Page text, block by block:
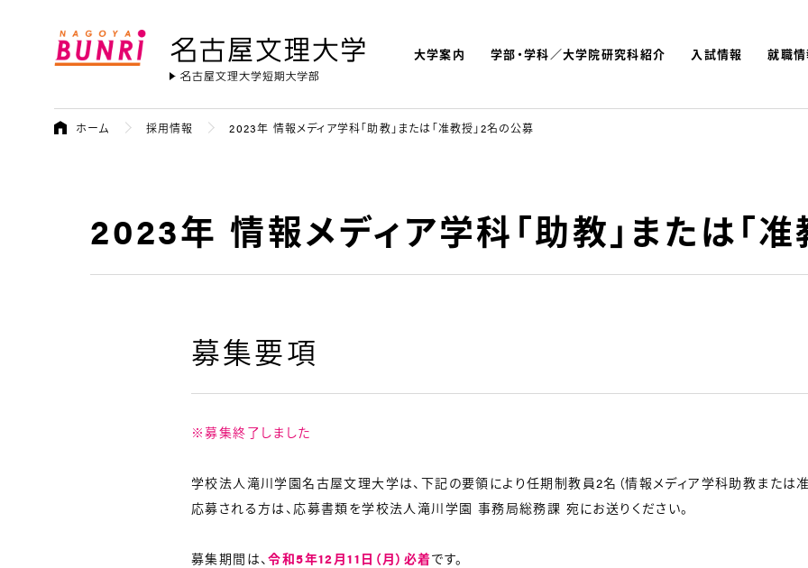
名古屋文理大学
大学案内 学部・学科／大学院研究科紹介 入試情報 就職
よく検索されているキーワ
ホーム 採用情報 2023年 情報メディア学科「助教」または「准教授」2名の公募
2023年 情報メディア学科「助教」または「
募集要項
※募集終了しました
学校法人滝川学園名古屋文理大学は、下記の要領により任期制教員2名（情報メディア学科助教または准
応募される方は、応募書類を学校法人滝川学園 事務局総務課 宛にお送りください。
募集期間は、令和5年12月11日（月）必着です。